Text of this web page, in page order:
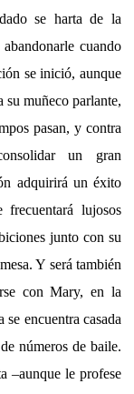
se harta de la
cuando
se inició, aunque
su muñeco parlante,
pasan, y contra
un gran
adquirirá un éxito
lujosos
junto con su
Y será también
con Mary, en la
encuentra casada
números de baile.
–aunque le profese